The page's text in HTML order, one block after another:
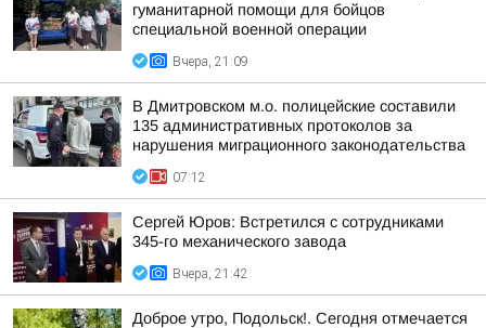
гуманитарной помощи для бойцов
специальной военной операции
Вчера, 21:09
В Дмитровском м.о. полицейские составили
135 административных протоколов за
нарушения миграционного законодательства
07:12
Сергей Юров: Встретился с сотрудниками
345-го механического завода
Вчера, 21:42
Доброе утро, Подольск!. Сегодня отмечается